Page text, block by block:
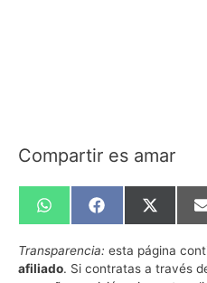
Compartir es amar
Compartir
en
WhatsApp
Compartir
en
Facebook
en
X
Transparencia: esta página
afiliado. Si contratas a través